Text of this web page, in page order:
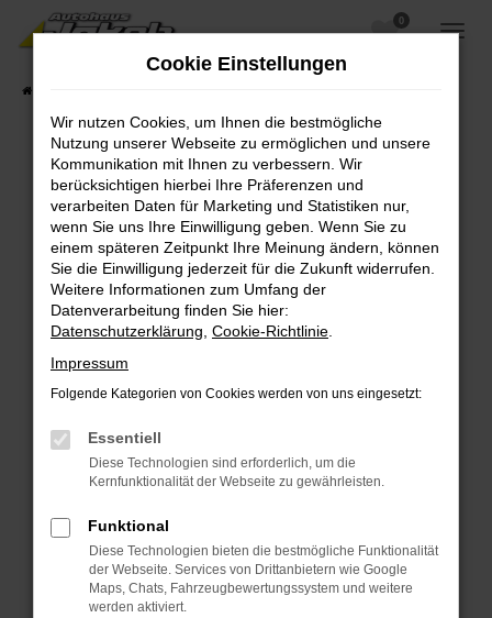
Zum
Hauptinhalt
0
Fehler: Network Error
Beim Laden ist ein Fehler aufgetreten.
Hier sind ein paar Tipps, die dir helfen können:
Überprüfe deine Firewall und deine
Internetverbindung.
Laden andere Webseiten, zum Beispiel deine
Suchmaschine?
Prüfe deine Browsererweiterungen.
Manche Erweiterungen, wie Werbeblocker,
können das Laden bestimmter Seiten
verhindern. Funktioniert die Seite in einem
Fenster?
Starte dein Gerät neu.
Das kann manchmal helfen, vorübergehende
Probleme zu beheben.
Cookie Einstellungen
Wir nutzen Cookies, um Ihnen die bestmögliche
Nutzung unserer Webseite zu ermöglichen und unsere
Kommunikation mit Ihnen zu verbessern. Wir
berücksichtigen hierbei Ihre Präferenzen und
verarbeiten Daten für Marketing und Statistiken nur,
wenn Sie uns Ihre Einwilligung geben. Wenn Sie zu
einem späteren Zeitpunkt Ihre Meinung ändern, können
Sie die Einwilligung jederzeit für die Zukunft widerrufen.
Weitere Informationen zum Umfang der
Datenverarbeitung finden Sie hier:
Datenschutzerklärung Cookie-Richtlinie
Impressum
Folgende Kategorien von Cookies werden von uns eingesetzt:
Essentiell
Diese Technologien sind erforderlich, um die
Kernfunktionalität der Webseite zu gewährleisten.
Funktional
Diese Technologien bieten die bestmögliche Funktionalität
der Webseite. Services von Drittanbietern wie Google
Maps, Chats, Fahrzeugbewertungssystem und weitere
werden aktiviert.